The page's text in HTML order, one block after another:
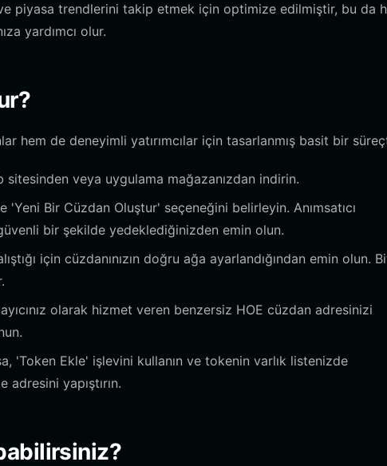
piyasa trendlerini takip etmek için optimize edilmiştir, bu da
yardımcı olur.
hem de deneyimli yatırımcılar için tasarlanmış basit bir
sitesinden veya uygulama mağazanızdan indirin.
'Yeni Bir Cüzdan Oluştur' seçeneğini belirleyin. Anımsatıcı
bir şekilde yedeklediğinizden emin olun.
için cüzdanınızın doğru ağa ayarlandığından emin olun.
olarak hizmet veren benzersiz HOE cüzdan adresinizi
'Token Ekle' işlevini kullanın ve tokenin varlık listenizde
yapıştırın.